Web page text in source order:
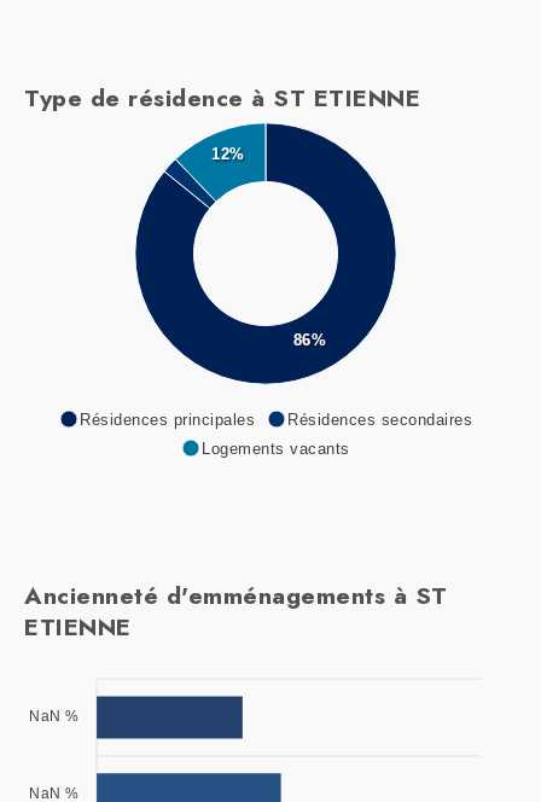
Type de résidence à ST ETIENNE
86%
12%
Résidences principales
Résidences secondaires
Logements vacants
Ancienneté d'emménagements à ST
ETIENNE
NaN %
NaN %